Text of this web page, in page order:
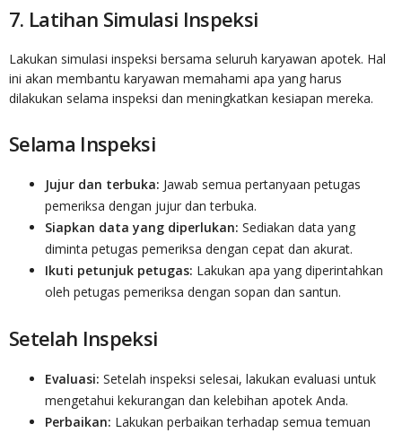
7. Latihan Simulasi Inspeksi
Lakukan simulasi inspeksi bersama seluruh karyawan apotek. Hal
ini akan membantu karyawan memahami apa yang harus
dilakukan selama inspeksi dan meningkatkan kesiapan mereka.
Selama Inspeksi
Jujur dan terbuka: Jawab semua pertanyaan petugas
pemeriksa dengan jujur dan terbuka.
Siapkan data yang diperlukan: Sediakan data yang
diminta petugas pemeriksa dengan cepat dan akurat.
Ikuti petunjuk petugas: Lakukan apa yang diperintahkan
oleh petugas pemeriksa dengan sopan dan santun.
Setelah Inspeksi
Evaluasi: Setelah inspeksi selesai, lakukan evaluasi untuk
mengetahui kekurangan dan kelebihan apotek Anda.
Perbaikan: Lakukan perbaikan terhadap semua temuan